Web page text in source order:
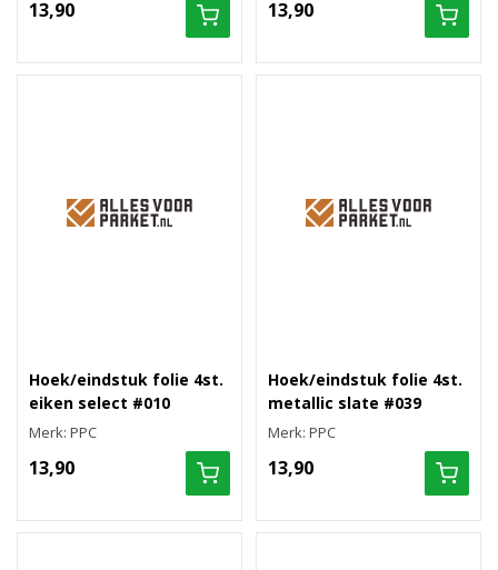
13,90 13,90
Hoek/eindstuk folie 4st.
eiken select #010
Merk: PPC
13,90
Hoek/eindstuk folie 4st.
metallic slate #039
Merk: PPC
13,90